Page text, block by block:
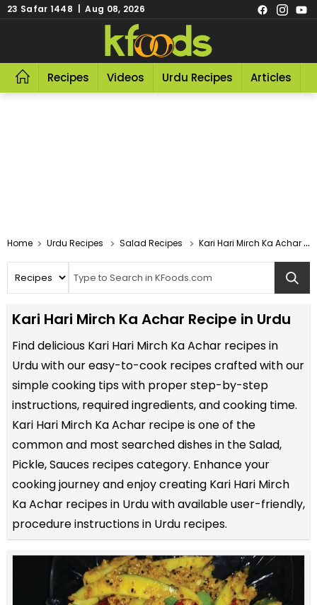
23 Safar 1448 | Aug 08, 2026
Recipes Videos Urdu Recipes Articles
Home Urdu Recipes Salad Recipes Kari Hari Mirch Ka Achar Recipe In Urdu
Kari Hari Mirch Ka Achar Recipe in Urdu
Find delicious Kari Hari Mirch Ka Achar recipes in
Urdu with our easy-to-cook recipes crafted with our
simple cooking tips with proper step-by-step
instructions, required ingredients, and cooking time.
Kari Hari Mirch Ka Achar recipe is one of the
common and most searched dishes in the Salad,
Pickle, Sauces recipes category. Enhance your
cooking journey and enjoy creating Kari Hari Mirch
Ka Achar recipes in Urdu with available user-friendly,
procedure instructions in Urdu recipes.